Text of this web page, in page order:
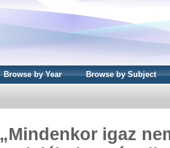
Browse by Year Browse by Subject
„Mindenkor igaz